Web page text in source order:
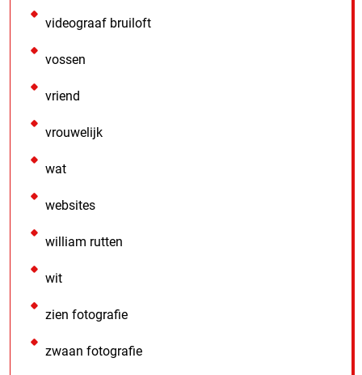
videograaf bruiloft
vossen
vriend
vrouwelijk
wat
websites
william rutten
wit
zien fotografie
zwaan fotografie